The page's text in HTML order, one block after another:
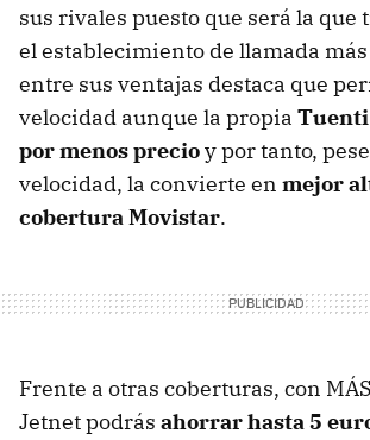
sus rivales puesto que será la que
el establecimiento de llamada
entre sus ventajas destaca que
velocidad aunque la propia Tuenti
por menos precioy por tanto,
velocidad, la convierte en mejor
cobertura Movistar.
Frente a otras coberturas, con
Jetnet podrás ahorrar hasta 5